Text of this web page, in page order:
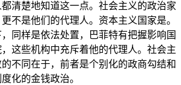
清楚地知道这一点。社会主义的政治家
不是他们的代理人。资本主义国家是。
同样是依法处置，巴菲特有把握影响国
这些机构中充斥着他的代理人。社会主
不同在于，前者是个别化的政商勾结和
化的金钱政治。